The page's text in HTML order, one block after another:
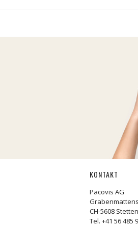
KONTAKT
Pacovis AG
CH-5608 Stetten
Tel. +41 56 485